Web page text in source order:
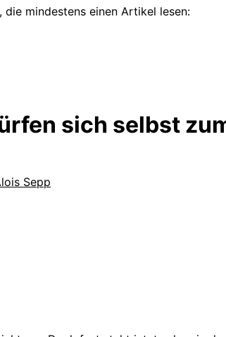
die mindestens einen Artikel lesen:
sich selbst
Sepp